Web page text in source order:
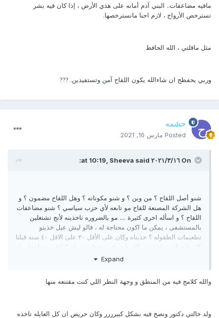
مافيه مضاعفات.. البني آدم أمانه على هذي الأرض ، إذا كان فيه بشر
تسترخص الأرواح ، لازم احنا مانسترخصها.
مثل ماقلتي ، الله الحافظ
وربي يحفظج ان شاءالله يكون اللقاح آمن وتستفيدين. ??
?
حشمه
Posted مارس 16, 2021
On ١٦‏/٣‏/٢٠٢١ at 10:19, Sheeva said:
شنو أصل اللقاح ؟ من وين ؟ و شنو مكوناته ؟ وهل اللقاح مضمون ؟ و
هل الشركة المصنعة للقاح مو تابعه لأي حزب سياسي ؟ شنو مضاعفات
اللقاح ؟ و اسأله اخرى كثيرة .... مو بالضروره تاخذينه لأنج تشتغلين
بالمستشفى ، يمكن ما اكون محتاجة له ، قالو ليش عيل خذيتو
تطعيمات الطفوله ؟ خذيناه وكان على الأقل ٢٠ على الاقل ٤٠ سنه قبلنا
كان فيه ناس ماخذينه ، كان فيه وقت ننتظر نشوف اذا في مضاعفات او
لا ! شلون يتقرر ان اللقاح مافيه مضاعفات وماصار له سنه من اختراعه
البني آدم أمانه على هذي الأرض ، إذا كان فيه بشر تسترخص الأرواح ،
Expand
والله كلامج فيه من المنطق و وجهة النظر اللي كنت مقتنعه منها
ولد خالتي دكتور ونصح فيه بشكل كبيرررر وكان حريص ان كل العايله تاخذه